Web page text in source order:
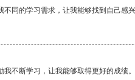
同的学习需求，让我能够找到自己感兴
不断学习，让我能够取得更好的成绩。